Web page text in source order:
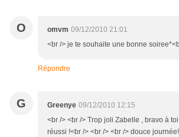
O omvm 09/12/2010 21:01
<br /> je te souhaite une bonne
Répondre
G Greenye 09/12/2010 12:15
<br /> <br /> Trop joli Zabelle , bravo à
réussi !<br /> <br /> <br /> douce